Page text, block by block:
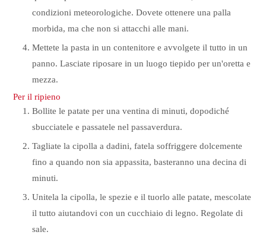
condizioni meteorologiche. Dovete ottenere una palla
morbida, ma che non si attacchi alle mani.
Mettete la pasta in un contenitore e avvolgete il tutto in un
panno. Lasciate riposare in un luogo tiepido per un'oretta e
mezza.
Per il ripieno
Bollite le patate per una ventina di minuti, dopodiché
sbucciatele e passatele nel passaverdura.
Tagliate la cipolla a dadini, fatela soffriggere dolcemente
fino a quando non sia appassita, basteranno una decina di
minuti.
Unitela la cipolla, le spezie e il tuorlo alle patate, mescolate
il tutto aiutandovi con un cucchiaio di legno. Regolate di
sale.